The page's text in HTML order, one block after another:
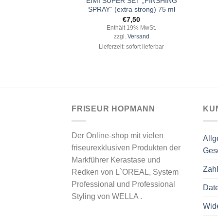
SPRAY“ (extra strong) 75 ml
€7,50
Enthält 19% MwSt.
zzgl. Versand
Lieferzeit: sofort lieferbar
FRISEUR HOPMANN
Der Online-shop mit vielen
friseurexklusiven Produkten der
Markführer Kerastase und
Redken von L`OREAL, System
Professional und Professional
Styling von WELLA .